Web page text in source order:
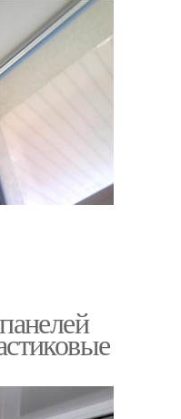
Откосы из пластика
Откосы из сэндвич-
Пластиковые отскосы
Металлические откосы